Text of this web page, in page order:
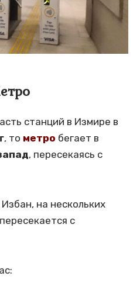
станций в Измире в
, то метро бегает в
, пересекаясь с
на нескольких
с